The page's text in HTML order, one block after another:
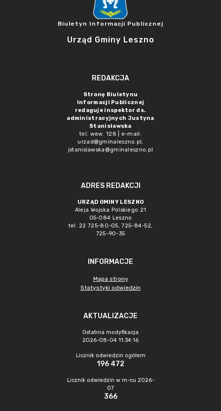
Biuletyn Informacji Publicznej
Urząd Gminy Leszno
REDAKCJA
Stronę Biuletynu
Informacji Publicznej
redaguje inspektor ds.
administracyjnych Justyna
Stanisławska
tel. wew. 128 | e-mail:
urzad@gminaleszno.pl,
jstanislawska@gminaleszno.pl
ADRES REDAKCJI
URZĄD GMINY LESZNO
Aleja Wojska Polskiego 21
05-084 Leszno
tel. 22 725-80-05, 725-84-52,
725-90-35
INFORMACJE
Mapa strony
Statystyki odwiedzin
AKTUALIZACJE
Ostatnia modyfikacja
2026-08-04 11:34:16
Licznik odwiedzin ogółem
196 472
Licznik odwiedzin w m-cu 2026-
07
366